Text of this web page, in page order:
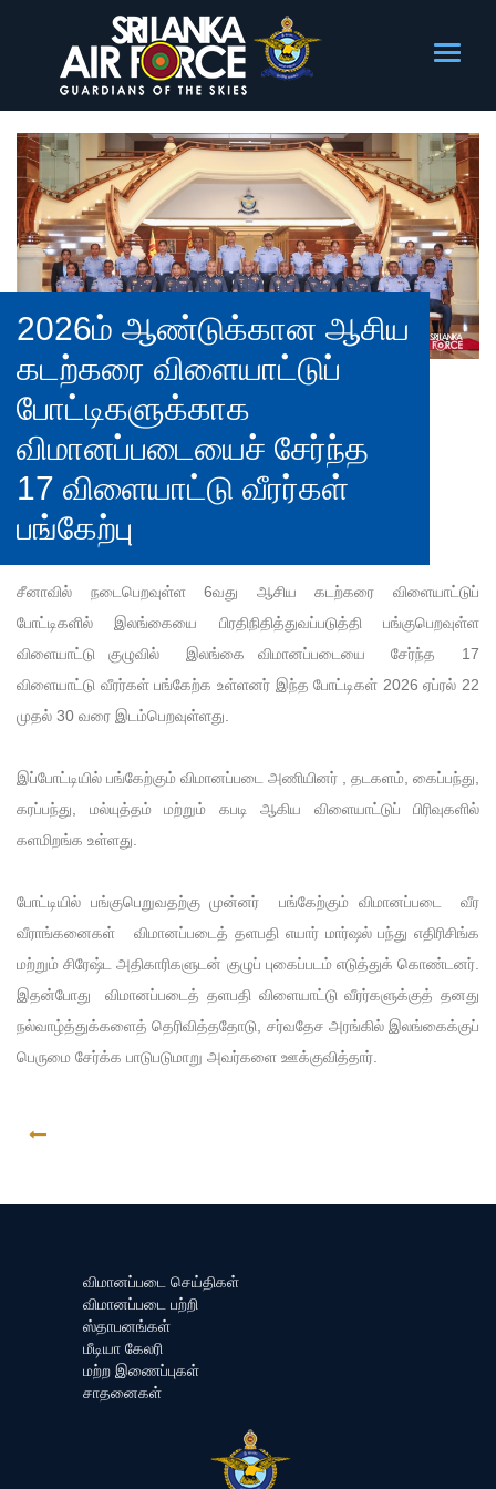
2026ம் ஆண்டுக்கான ஆசிய
கடற்கரை விளையாட்டுப்
போட்டிகளுக்காக
விமானப்படையைச் சேர்ந்த
17 விளையாட்டு வீரர்கள்
பங்கேற்பு
சீனாவில் நடைபெறவுள்ள 6வது ஆசிய கடற்கரை விளையாட்டுப்
போட்டிகளில் இலங்கையை பிரதிநிதித்துவப்படுத்தி பங்குபெறவுள்ள
விளையாட்டு குழுவில் இலங்கை விமானப்படையை சேர்ந்த 17
விளையாட்டு வீரர்கள் பங்கேற்க உள்ளனர் இந்த போட்டிகள் 2026 ஏப்ரல் 22
முதல் 30 வரை இடம்பெறவுள்ளது.
இப்போட்டியில் பங்கேற்கும் விமானப்படை அணியினர் , தடகளம், கைப்பந்து,
கரப்பந்து, மல்யுத்தம் மற்றும் கபடி ஆகிய விளையாட்டுப் பிரிவுகளில்
களமிறங்க உள்ளது.
போட்டியில் பங்குபெறுவதற்கு முன்னர் பங்கேற்கும் விமானப்படை வீர
வீராங்கனைகள் விமானப்படைத் தளபதி எயார் மார்ஷல் பந்து எதிரிசிங்க
மற்றும் சிரேஷ்ட அதிகாரிகளுடன் குழுப் புகைப்படம் எடுத்துக் கொண்டனர்.
இதன்போது விமானப்படைத் தளபதி விளையாட்டு வீரர்களுக்குத் தனது
நல்வாழ்த்துக்களைத் தெரிவித்ததோடு, சர்வதேச அரங்கில் இலங்கைக்குப்
பெருமை சேர்க்க பாடுபடுமாறு அவர்களை ஊக்குவித்தார்.
விமானப்படை செய்திகள்
விமானப்படை பற்றி
ஸ்தாபனங்கள்
மீடியா கேலரி
மற்ற இணைப்புகள்
சாதனைகள்